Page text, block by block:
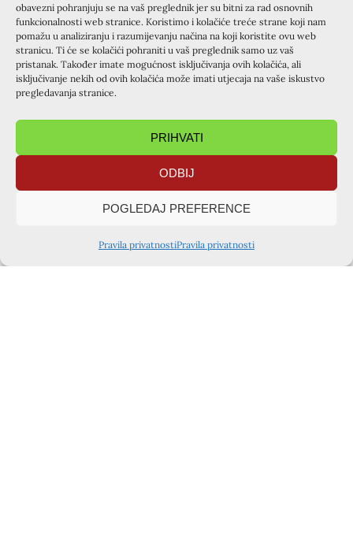
obavezni pohranjuju se na vaš preglednik jer su bitni za rad osnovnih
funkcionalnosti web stranice. Koristimo i kolačiće treće strane koji nam
pomažu u analiziranju i razumijevanju načina na koji koristite ovu web
stranicu. Ti će se kolačići pohraniti u vaš preglednik samo uz vaš
pristanak. Također imate mogućnost isključivanja ovih kolačića, ali
isključivanje nekih od ovih kolačića može imati utjecaja na vaše iskustvo
pregledavanja stranice.
PRIHVATI
ODBIJ
POGLEDAJ PREFERENCE
Pravila privatnostiPravila privatnosti